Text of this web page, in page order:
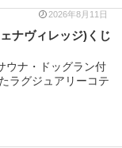
2026年8月11日
ナヴィレッジ)くじ
ウナ・ドッグラン付
ラグジュアリーコテ